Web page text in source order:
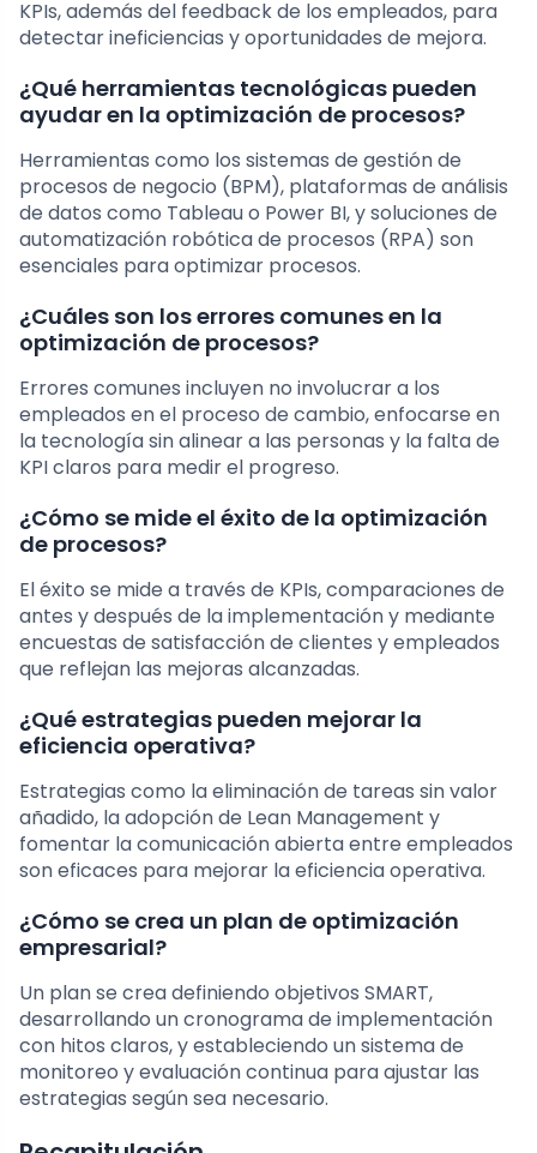
KPIs, además del feedback de los empleados, para
detectar ineficiencias y oportunidades de mejora.
¿Qué herramientas tecnológicas pueden
ayudar en la optimización de procesos?
Herramientas como los sistemas de gestión de
procesos de negocio (BPM), plataformas de análisis
de datos como Tableau o Power BI, y soluciones de
automatización robótica de procesos (RPA) son
esenciales para optimizar procesos.
¿Cuáles son los errores comunes en la
optimización de procesos?
Errores comunes incluyen no involucrar a los
empleados en el proceso de cambio, enfocarse en
la tecnología sin alinear a las personas y la falta de
KPI claros para medir el progreso.
¿Cómo se mide el éxito de la optimización
de procesos?
El éxito se mide a través de KPIs, comparaciones de
antes y después de la implementación y mediante
encuestas de satisfacción de clientes y empleados
que reflejan las mejoras alcanzadas.
¿Qué estrategias pueden mejorar la
eficiencia operativa?
Estrategias como la eliminación de tareas sin valor
añadido, la adopción de Lean Management y
fomentar la comunicación abierta entre empleados
son eficaces para mejorar la eficiencia operativa.
¿Cómo se crea un plan de optimización
empresarial?
Un plan se crea definiendo objetivos SMART,
desarrollando un cronograma de implementación
con hitos claros, y estableciendo un sistema de
monitoreo y evaluación continua para ajustar las
estrategias según sea necesario.